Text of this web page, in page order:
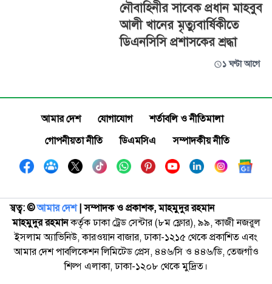
নৌবাহিনীর সাবেক প্রধান মাহবুব
আলী খানের মৃত্যুবার্ষিকীতে
ডিএনসিসি প্রশাসকের শ্রদ্ধা
১ ঘণ্টা আগে
আমার দেশ যোগাযোগ
শর্তাবলি ও নীতিমালা
গোপনীয়তা নীতি
ডিএমসিএ সম্পাদকীয় নীতি
স্বত্ব: ©️আমার দেশ| সম্পাদক ও প্রকাশক, মাহমুদুর রহমান
মাহমুদুর রহমানকর্তৃক ঢাকা ট্রেড সেন্টার (৮ম ফ্লোর), ৯৯, কাজী নজরুল
ইসলাম অ্যাভিনিউ, কারওয়ান বাজার, ঢাকা-১২১৫ থেকে প্রকাশিত এবং
আমার দেশ পাবলিকেশন লিমিটেড প্রেস, ৪৪৬/সি ও ৪৪৬/ডি, তেজগাঁও
শিল্প এলাকা, ঢাকা-১২০৮ থেকে মুদ্রিত।